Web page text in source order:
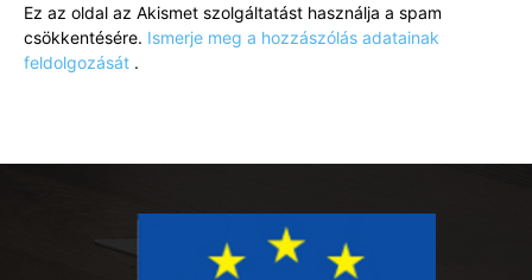
Ez az oldal az Akismet szolgáltatást használja a spam
csökkentésére. Ismerje meg a hozzászólás adatainak
feldolgozását .